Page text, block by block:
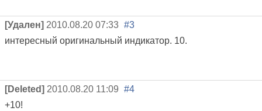
[Удален] 2010.08.20 07:33 #3
интересный оригинальный индикатор. 10.
[Deleted] 2010.08.20 11:09 #4
+10!